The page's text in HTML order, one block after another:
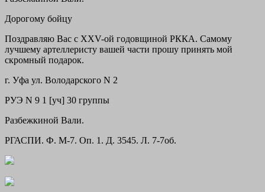
Дорогому бойцу
Поздравляю Вас с XXV-ой годовщиной РККА. Самому
лучшему артеллеристу вашей части прошу принять мой
скромный подарок.
г. Уфа ул. Володарского N 2
РУЭ N 9 1 [уч] 30 группы
Разбежкиной Вали.
РГАСПИ. Ф. М-7. Оп. 1. Д. 3545. Л. 7-7об.